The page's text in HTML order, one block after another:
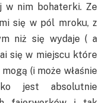
w nim bohaterki. Ze
się w pól mroku, z
niż się wydaje ( a
się w miejscu które
(i może właśnie
jest absolutnie